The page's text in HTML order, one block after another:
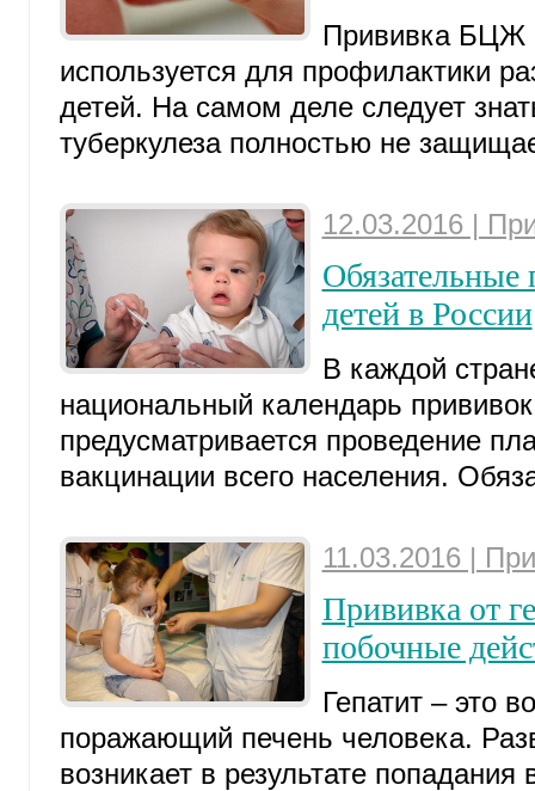
Прививка БЦЖ
используется для профилактики
детей. На самом деле следует
туберкулеза полностью не
12.03.2016 |
Обязательные
детей в России
В каждой
национальный календарь
предусматривается проведение
вакцинации всего населения.
11.03.2016 |
Прививка от
побочные
Гепатит – это
поражающий печень человека.
возникает в результате